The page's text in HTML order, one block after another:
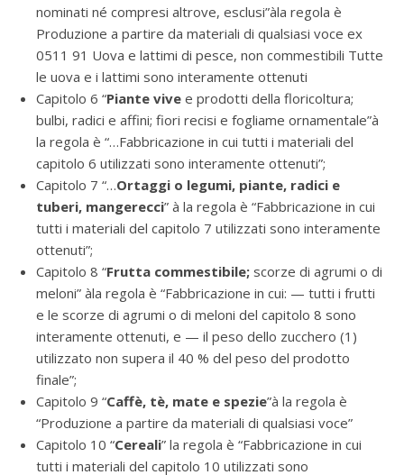
nominati né compresi altrove, esclusi”àla regola è
Produzione a partire da materiali di qualsiasi voce ex
0511 91 Uova e lattimi di pesce, non commestibili Tutte
le uova e i lattimi sono interamente ottenuti
Capitolo 6 “Piante vive e prodotti della floricoltura;
bulbi, radici e affini; fiori recisi e fogliame ornamentale”à
la regola è “…Fabbricazione in cui tutti i materiali del
capitolo 6 utilizzati sono interamente ottenuti”;
Capitolo 7 “…Ortaggi o legumi, piante, radici e
tuberi, mangerecci” à la regola è “Fabbricazione in cui
tutti i materiali del capitolo 7 utilizzati sono interamente
ottenuti”;
Capitolo 8 “Frutta commestibile; scorze di agrumi o di
meloni” àla regola è “Fabbricazione in cui: — tutti i frutti
e le scorze di agrumi o di meloni del capitolo 8 sono
interamente ottenuti, e — il peso dello zucchero (1)
utilizzato non supera il 40 % del peso del prodotto
finale”;
Capitolo 9 “Caffè, tè, mate e spezie”à la regola è
“Produzione a partire da materiali di qualsiasi voce”
Capitolo 10 “Cereali” la regola è “Fabbricazione in cui
tutti i materiali del capitolo 10 utilizzati sono